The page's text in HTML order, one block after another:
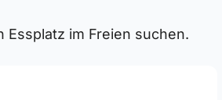
im Freien suchen.